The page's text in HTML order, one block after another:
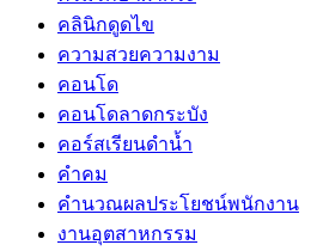
คลินิกดูดไข
ความสวยความงาม
คอนโด
คอนโดลาดกระบัง
คอร์สเรียนดำน้ำ
คำคม
คำนวณผลประโยชน์พนักงาน
งานอุตสาหกรรม